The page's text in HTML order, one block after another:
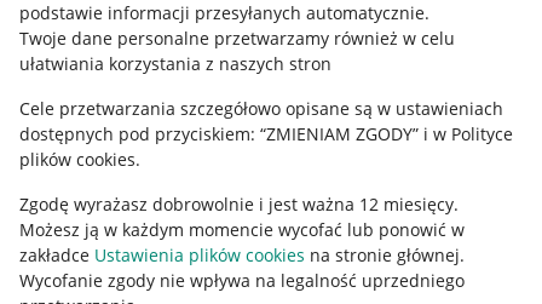
podstawie informacji przesyłanych automatycznie.
Twoje dane personalne przetwarzamy również w celu
ułatwiania korzystania z naszych stron
Cele przetwarzania szczegółowo opisane są w ustawieniach
dostępnych pod przyciskiem: “ZMIENIAM ZGODY” i w Polityce
plików cookies.
Zgodę wyrażasz dobrowolnie i jest ważna 12 miesięcy.
Możesz ją w każdym momencie wycofać lub ponowić w
zakładce Ustawienia plików cookies na stronie głównej.
Wycofanie zgody nie wpływa na legalność uprzedniego
Polityka plików "cookies"
Ustawienia plików "cookies"
Udostępnianie lokalizacji
Informacje dla Aktu o Usługach Cyfrowych
Pobierz aplikację